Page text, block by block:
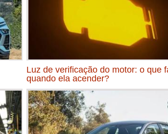
Luz de verificação do motor: o que
quando ela acender?